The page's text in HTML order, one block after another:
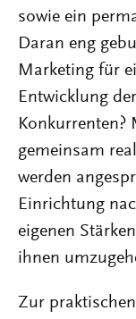
sowie ein
Daran eng
Marketing für
Entwicklung
Konkurrenten?
gemeinsam
werden
Einrichtung
eigenen
ihnen
Zur